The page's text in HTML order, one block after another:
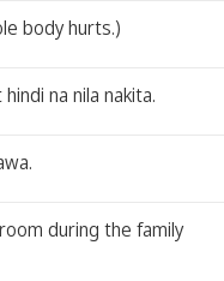
body hurts.)
na nila nakita.
during the family